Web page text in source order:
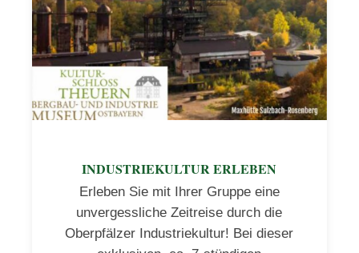
INDUSTRIEKULTUR ERLEBEN
Erleben Sie mit Ihrer Gruppe eine
unvergessliche Zeitreise durch die
Oberpfälzer Industriekultur! Bei dieser